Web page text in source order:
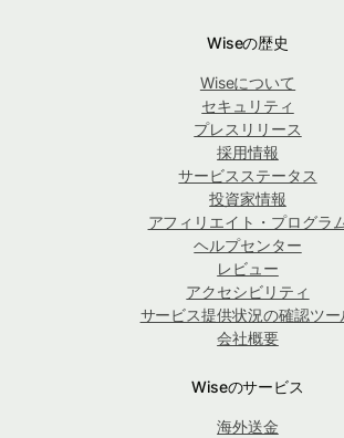
Wiseの歴史
Wiseについて
セキュリティ
プレスリリース
採用情報
サービスステータス
投資家情報
アフィリエイト・プログラ
ヘルプセンター
レビュー
アクセシビリティ
サービス提供状況の確認ツー
会社概要
Wiseのサービス
海外送金